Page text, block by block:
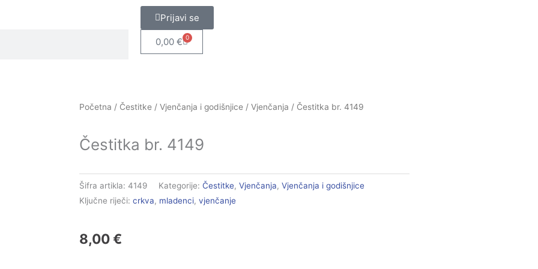
Prijavi se
0,00 € 0
Cart
Početna / Čestitke / Vjenčanja i godišnjice / Vjenčanja / Čestitka br. 4149
Čestitka br. 4149
Šifra artikla: 4149 Kategorije: Čestitke, Vjenčanja, Vjenčanja i godišnjice
Ključne riječi: crkva, mladenci, vjenčanje
8,00€